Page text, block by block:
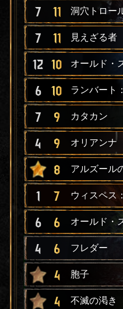
7 11 洞穴トロー
7 11 見えざる者
12 10 オールド・
6 10 ランバート
7 9 カタカン
4 9 オリアンナ
8 アルズール
1 7 ウィスペス
6 6 オールド・
4 6 フレダー
4 胞子
4 不滅の渇き